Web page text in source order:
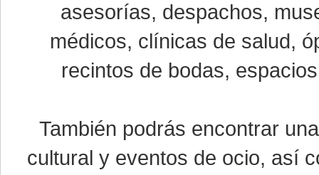
asesorías, despachos,
médicos, clínicas de salud,
recintos de bodas,
También podrás encontrar
cultural y eventos de ocio, así